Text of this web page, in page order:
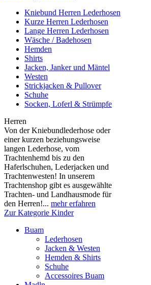
Kniebund Herren Lederhosen
Kurze Herren Lederhosen
Lange Herren Lederhosen
Wäsche / Badehosen
Hemden
Shirts
Jacken, Janker und Mäntel
Westen
Strickjacken & Pullover
Schuhe
Socken, Loferl & Strümpfe
Herren
Von der Kniebundlederhose oder
einer kurzen beziehungsweise
langen Lederhose, vom
Trachtenhemd bis zu den
Haferlschuhen, Lederjacken und
Trachtenwesten! In unserem
Trachtenshop gibt es ausgewählte
Trachten- und Landhausmode für
den Herren!... mehr erfahren
Zur Kategorie Kinder
Buam
Lederhosen
Jacken & Westen
Hemden & Shirts
Schuhe
Accessoires Buam